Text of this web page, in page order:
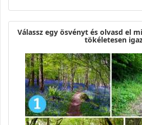
Válassz egy ösvényt és olvasd el
tökéletesen